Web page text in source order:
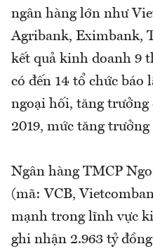
ngân hàng lớn như
Agribank, Eximbank,
kết quả kinh doanh 9
có đến 14 tổ chức
ngoại hối, tăng trưởng
2019, mức tăng
Ngân hàng TMCP
(mã: VCB,
mạnh trong lĩnh vực
ghi nhận 2.963 tỷ